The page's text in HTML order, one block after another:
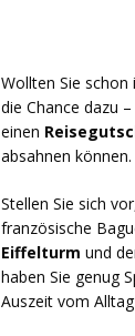
Wollten Sie
die Chance dazu –
einen
absahnen können.
Stellen Sie sich
französische
Eiffelturm und
haben Sie genug
Auszeit vom